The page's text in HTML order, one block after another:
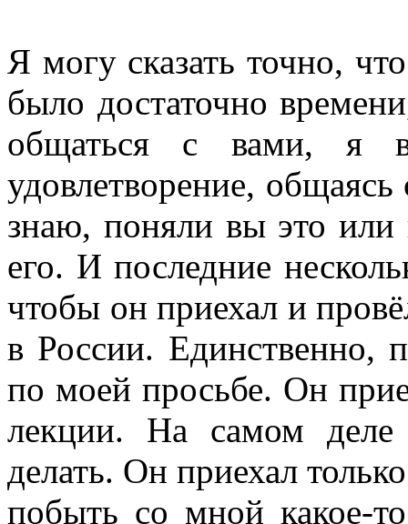
Я могу сказать точно,
было достаточно
общаться с вами, я
удовлетворение,
знаю, поняли вы это
его. И последние
чтобы он приехал и
в России. Единственно,
по моей просьбе. Он
лекции. На самом деле
делать. Он приехал
побыть со мной какое-